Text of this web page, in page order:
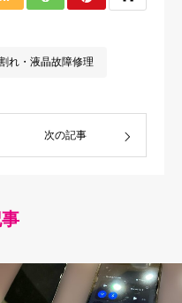
れ・液晶故障修理
次の記事